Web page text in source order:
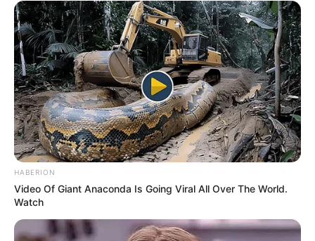
‘ശിവദം ശിവനാമം’ ആദ്യം പാടിയത് എം.ജി
HABERION
Video Of Giant Anaconda Is Going Viral All Over The World.
Watch